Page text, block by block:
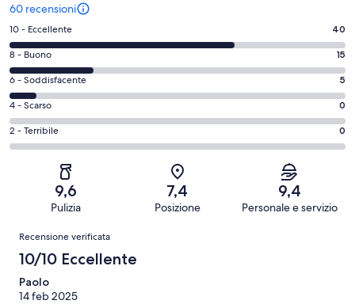
60 recensioni
Valutazione
di
10
-
Eccellente.
40
su
60
recensioni
10 - Eccellente 40
Valutazione
di
8
-
Buono.
15
recensioni
8 - Buono 15
Valutazione
di
6
-
Soddisfacente.
recensioni
6 - Soddisfacente 5
Valutazione
di
4
recensioni
4 - Scarso 0
Valutazione
di
Terribile.
su
recensioni
2 - Terribile 0
9,6
Pulizia
7,4
Posizione
9,4
Personale e servizio
Recensioni
Recensione verificata
10/10 Eccellente
Paolo
14 feb 2025